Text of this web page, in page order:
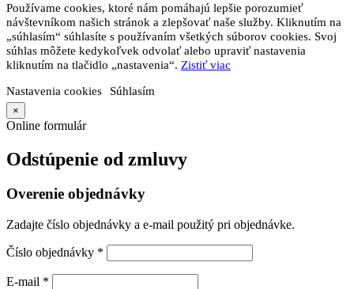
Používame cookies, ktoré nám pomáhajú lepšie porozumieť
návštevníkom našich stránok a zlepšovať naše služby. Kliknutím na
„súhlasím“ súhlasíte s používaním všetkých súborov cookies. Svoj
súhlas môžete kedykoľvek odvolať alebo upraviť nastavenia
kliknutím na tlačidlo „nastavenia“. Zistiť viac
Nastavenia cookies Súhlasím
×
Online formulár
Odstúpenie od zmluvy
Overenie objednávky
Zadajte číslo objednávky a e-mail použitý pri objednávke.
Číslo objednávky *
E-mail *